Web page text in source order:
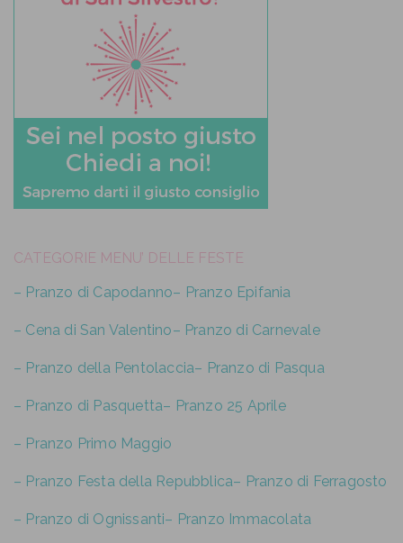
CATEGORIE MENU’ DELLE FESTE
– Pranzo di Capodanno– Pranzo Epifania
– Cena di San Valentino– Pranzo di Carnevale
– Pranzo della Pentolaccia– Pranzo di Pasqua
– Pranzo di Pasquetta– Pranzo 25 Aprile
– Pranzo Primo Maggio
– Pranzo Festa della Repubblica– Pranzo di Ferragosto
– Pranzo di Ognissanti– Pranzo Immacolata